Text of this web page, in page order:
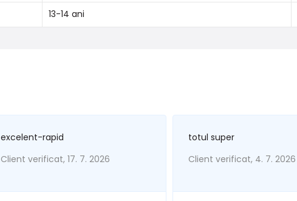
13-14 ani
excelent-rapid
Client verificat, 17. 7. 2026
totul super
Client verificat, 4. 7. 2026